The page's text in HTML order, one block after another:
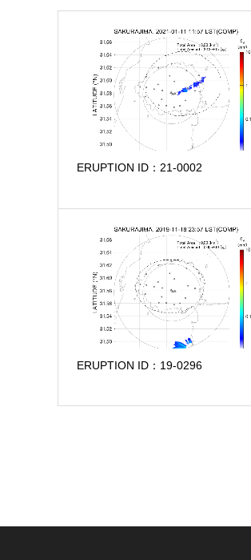
ERUPTION ID：21-0002
ERUPTION ID：19-0296